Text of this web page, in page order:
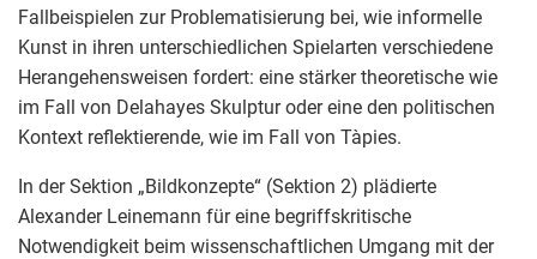
Fallbeispielen zur Problematisierung bei, wie informelle
Kunst in ihren unterschiedlichen Spielarten verschiedene
Herangehensweisen fordert: eine stärker theoretische wie
im Fall von Delahayes Skulptur oder eine den politischen
Kontext reflektierende, wie im Fall von Tàpies.
In der Sektion „Bildkonzepte“ (Sektion 2) plädierte
Alexander Leinemann für eine begriffskritische
Notwendigkeit beim wissenschaftlichen Umgang mit der